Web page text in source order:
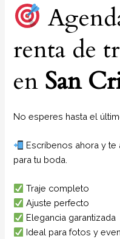
renta de
en San
No esperes hasta el
Escríbenos ahora y
para tu boda.
Traje completo
Ajuste perfecto
Elegancia garantizada
Ideal para fotos y